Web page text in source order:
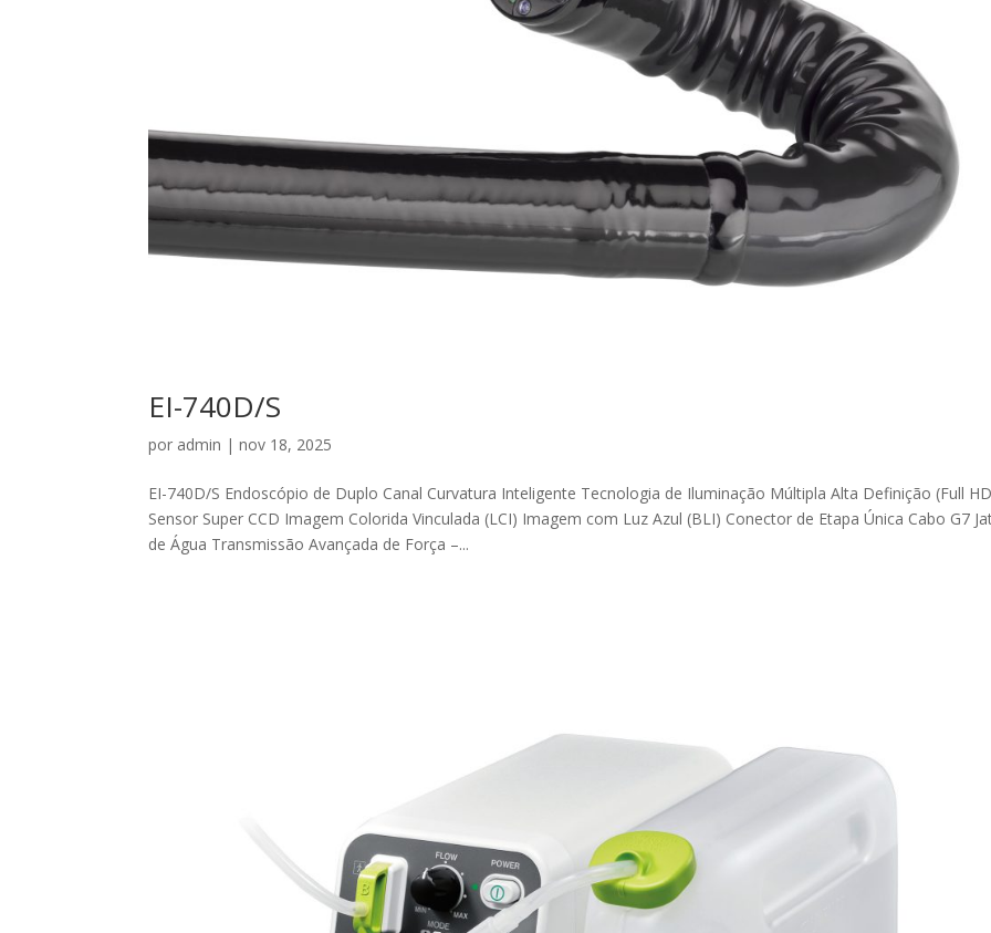
EI-740D/S
por admin |nov 18, 2025
EI-740D/S Endoscópio de Duplo Canal Curvatura Inteligente Tecnologia de Iluminação Múltipla Alta Definição (Full
Sensor Super CCD Imagem Colorida Vinculada (LCI) Imagem com Luz Azul (BLI) Conector de Etapa Única Cabo G7
de Água Transmissão Avançada de Força –...